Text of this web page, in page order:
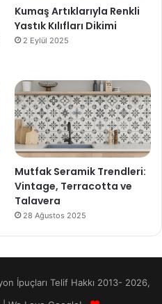
Kumaş Artıklarıyla Renkli
Yastık Kılıfları Dikimi
2 Eylül 2025
Mutfak Seramik Trendleri:
Vintage, Terracotta ve
Talavera
28 Ağustos 2025
İpuçları Telif Hakkı 2013- 2026,